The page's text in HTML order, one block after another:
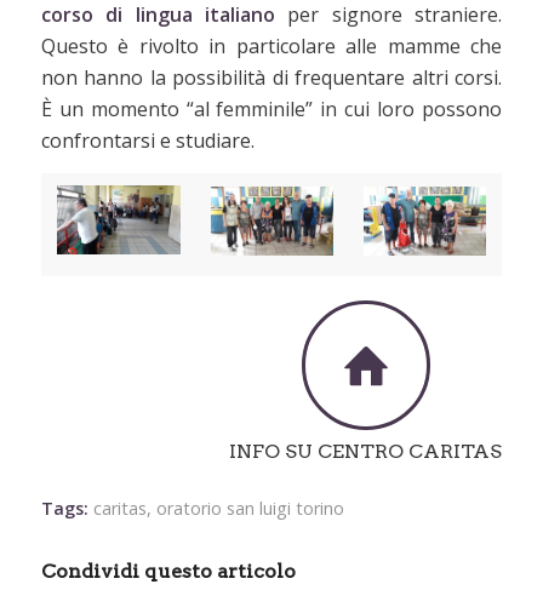
corso di lingua italiano per signore straniere.
Questo è rivolto in particolare alle mamme che
non hanno la possibilità di frequentare altri corsi.
È un momento “al femminile” in cui loro possono
confrontarsi e studiare.
INFO SU CENTRO CARITAS
Tags: caritas, oratorio san luigi torino
Condividi questo articolo